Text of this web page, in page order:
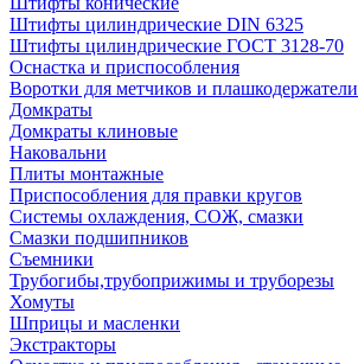
Штифты цилиндрические DIN 6325
Штифты цилиндрические ГОСТ 3128-70
Оснастка и приспособления
Воротки для метчиков и плашкодержатели
Домкраты
Домкраты клиновые
Наковальни
Плиты монтажные
Приспособления для правки кругов
Системы охлаждения, СОЖ, смазки
Смазки подшипников
Съемники
Трубогибы,трубоприжимы и труборезы
Хомуты
Шприцы и масленки
Экстракторы